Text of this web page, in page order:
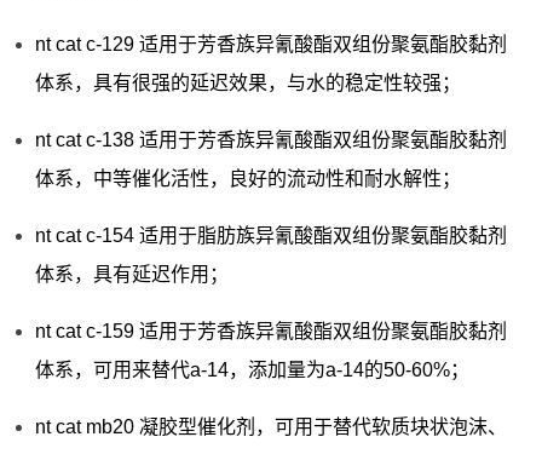
nt cat c-129 适用于芳香族异氰酸酯双组份聚氨酯胶黏剂
体系，具有很强的延迟效果，与水的稳定性较强；
nt cat c-138 适用于芳香族异氰酸酯双组份聚氨酯胶黏剂
体系，中等催化活性，良好的流动性和耐水解性；
nt cat c-154 适用于脂肪族异氰酸酯双组份聚氨酯胶黏剂
体系，具有延迟作用；
nt cat c-159 适用于芳香族异氰酸酯双组份聚氨酯胶黏剂
体系，可用来替代a-14，添加量为a-14的50-60%；
nt cat mb20 凝胶型催化剂，可用于替代软质块状泡沫、